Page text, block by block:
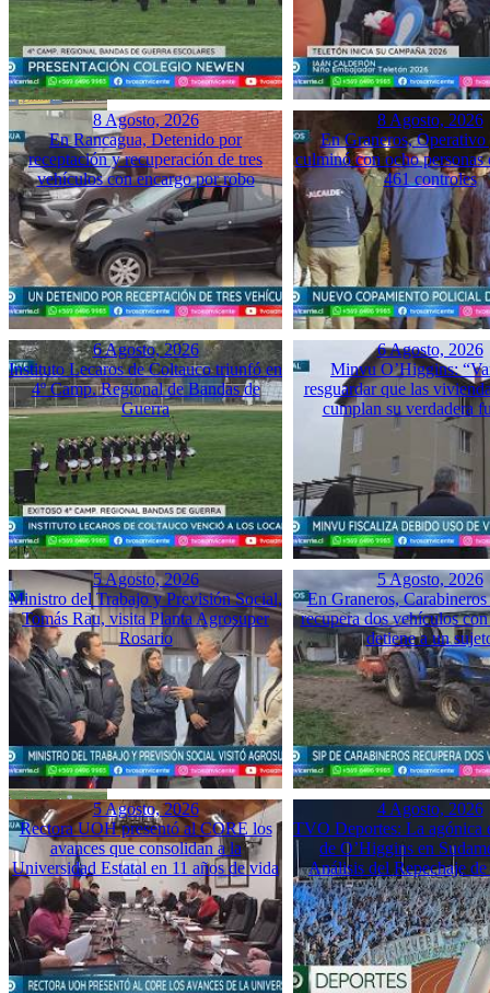
8 Agosto, 2026
En Rancagua, Detenido por
receptación y recuperación de tres
vehículos con encargo por robo
8 Agosto, 2026
En Graneros,
culminó con ocho personas
461 controles
6 Agosto, 2026
Instituto Lecaros de Coltauco triunfó en
4º Camp. Regional de Bandas de
Guerra
6 Agosto, 2026
Minvu O’Higgins:
resguardar que las
cumplan su verdadera
5 Agosto, 2026
Ministro del Trabajo y Previsión Social,
Tomás Rau, visita Planta Agrosuper
Rosario
5 Agosto, 2026
En Graneros,
recupera dos vehículos
detiene a un
5 Agosto, 2026
Rectora UOH presentó al CORE los
avances que consolidan a la
Universidad Estatal en 11 años de vida
4 Agosto, 2026
TVO Deportes: La agónica
de O’Higgins en
Análisis del Repechaje de